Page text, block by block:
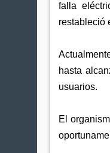
falla
restableció
hasta
usuarios.
El